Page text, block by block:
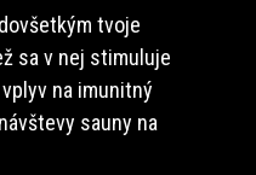
tvoje
sa v nej stimuluje
na imunitný
sauny na